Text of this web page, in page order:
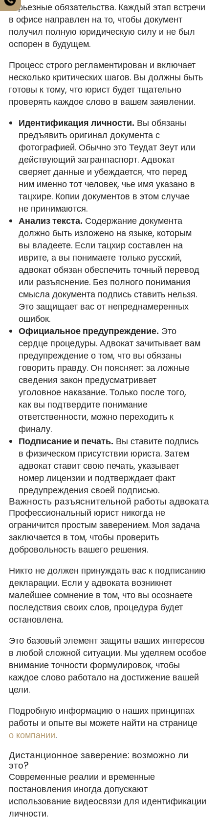
серьезные обязательства. Каждый этап встречи
в офисе направлен на то, чтобы документ
получил полную юридическую силу и не был
оспорен в будущем.
Процесс строго регламентирован и включает
несколько критических шагов. Вы должны быть
готовы к тому, что юрист будет тщательно
проверять каждое слово в вашем заявлении.
Идентификация личности. Вы обязаны
предъявить оригинал документа с
фотографией. Обычно это Теудат Зеут или
действующий загранпаспорт. Адвокат
сверяет данные и убеждается, что перед
ним именно тот человек, чье имя указано в
тацхире. Копии документов в этом случае
не принимаются.
Анализ текста. Содержание документа
должно быть изложено на языке, которым
вы владеете. Если тацхир составлен на
иврите, а вы понимаете только русский,
адвокат обязан обеспечить точный перевод
или разъяснение. Без полного понимания
смысла документа подпись ставить нельзя.
Это защищает вас от непреднамеренных
ошибок.
Официальное предупреждение. Это
сердце процедуры. Адвокат зачитывает вам
предупреждение о том, что вы обязаны
говорить правду. Он поясняет: за ложные
сведения закон предусматривает
уголовное наказание. Только после того,
как вы подтвердите понимание
ответственности, можно переходить к
финалу.
Подписание и печать. Вы ставите подпись
в физическом присутствии юриста. Затем
адвокат ставит свою печать, указывает
номер лицензии и подтверждает факт
предупреждения своей подписью.
Важность разъяснительной работы адвоката
Профессиональный юрист никогда не
ограничится простым заверением. Моя задача
заключается в том, чтобы проверить
добровольность вашего решения.
Никто не должен принуждать вас к подписанию
декларации. Если у адвоката возникнет
малейшее сомнение в том, что вы осознаете
последствия своих слов, процедура будет
остановлена.
Это базовый элемент защиты ваших интересов
в любой сложной ситуации. Мы уделяем особое
внимание точности формулировок, чтобы
каждое слово работало на достижение вашей
цели.
Подробную информацию о наших принципах
работы и опыте вы можете найти на странице
о компании.
Дистанционное заверение: возможно ли
это?
Современные реалии и временные
постановления иногда допускают
использование видеосвязи для идентификации
личности.